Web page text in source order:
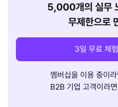
5,000개의 실무
무제한으로
3일 무료 체
멤버십을 이용 중이라
B2B 기업 고객이라면